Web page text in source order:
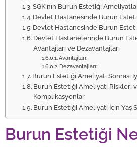
SGK'nın Burun Estetiği
Devlet Hastanesinde Burun
Devlet Hastanesinde Burun
Devlet Hastanelerinde Burun
Avantajları ve Dezavantajları
Avantajları:
Dezavantajları:
Burun Estetiği Ameliyatı Sonrası
Burun Estetiği Ameliyatı Riskleri
Komplikasyonlar
Burun Estetiği Ameliyatı İçin Yaş
Burun Estetiği